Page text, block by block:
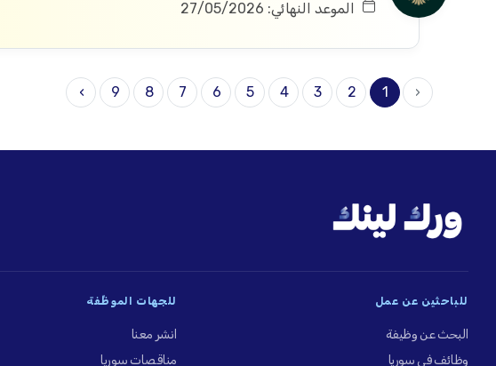
الموعد النهائي: 27/05/2026
‹
1
2
3
4
5
6
7
8
9
›
للباحثين عن عمل
البحث عن وظيفة
وظائف في سوريا
للجهات الموظِّفة
انشر معنا
مناقصات سوريا